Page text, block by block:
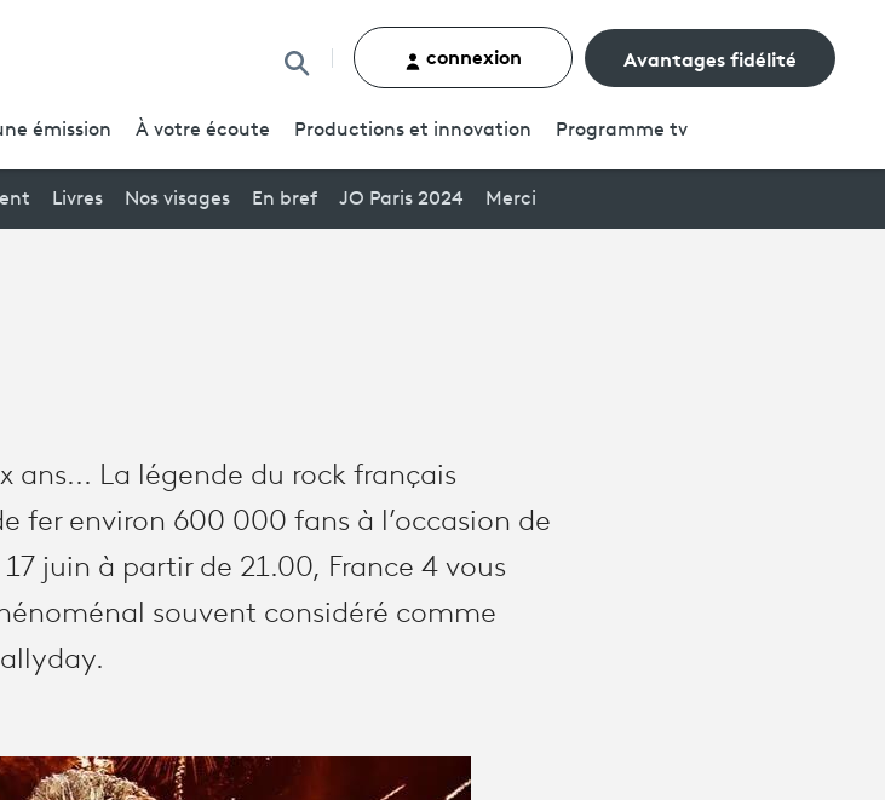
Rechercher un contenu
connexion Avantages fidélité
émission À votre écoute Productions et innovation Programme tv
Livres Nos visages En bref JO Paris 2024 Merci
ans... La légende du rock français
fer environ 600 000 fans à l’occasion de
juin à partir de 21.00, France 4 vous
souvent considéré comme